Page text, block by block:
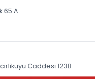
65 A
Caddesi 123B